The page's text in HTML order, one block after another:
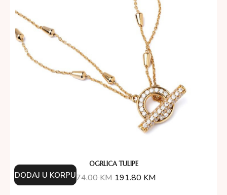
OGRLICA TULIPE
274.00KM 191.80 KM
DODAJ U KORPU